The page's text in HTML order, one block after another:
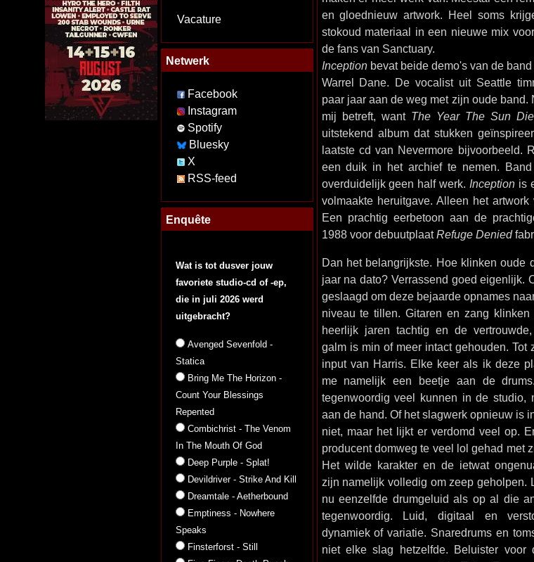
Vacature
Netwerk
Facebook
Instagram
Spotify
Bluesky
X
RSS-feed
Enquête
Wat is tot dusver jouw
favoriete studio-cd of -ep,
die in juli 2026 werd
uitgebracht?
Avenged Sevenfold -
Statica
Bring Me The Horizon -
Count Your Blessings
Repented
Combichrist - The Venom
In The Mouth Of God
Deep Purple - Splat!
Devildriver - Strike And Kill
Dreamtale - Aetherbound
Emptiness - Nowhere
Speaks
Finsterforst - Still
en gloednieuw artwork. Heel soms
stokoud materiaal in een nieuwe mix
de fans van Sanctuary.
Inceptionbevat beide demo's van de
Warrel Dane. De vocalist uit Seattle
paar jaar aan de weg met zijn oude band.
mij betreft, want The Year The Sun
uitstekend album dat stukken
laatste cd van Nevermore bijvoorbeeld.
een duik in het archief te nemen.
overduidelijk geen half werk. Inception is
volmaakte heruitgave. Alleen het
Een prachtig eerbetoon aan de
1988 voor debuutplaatRefuge Denied
Dan het belangrijkste. Hoe klinken oude
jaar na dato? Verrassend goed eigenlijk.
geslaagd om deze bejaarde opnames
niveau te tillen. Gitaren en zang
heerlijk jaren tachtig en de
galm is min of meer intact gehouden. Tot
input van Harris. Elke keer als ik deze
me namelijk een beetje aan de
tegenwoordig veel kunnen in de studio,
aan de hand. Of het slagwerk opnieuw is
niet, maar het lijkt er verdomd veel op.
producent domweg te veel lol gehad met
Het wilde karakter en de ietwat
zijn namelijk volledig om zeep geholpen.
nu eenzelfde drumgeluid als op al die
tegenwoordig. Luid, digitaal en
dynamiek of variatie. Snaredrums en
niet elke slag hetzelfde. Beluister voor